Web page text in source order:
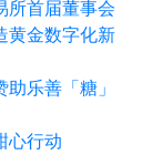
所首届董事会
黄金数字化新
乐善「糖」
心行动